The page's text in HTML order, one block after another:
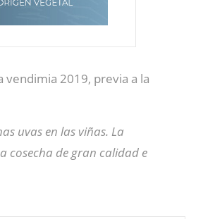
vendimia 2019, previa a la
uvas en las viñas. La
cosecha de gran calidad e